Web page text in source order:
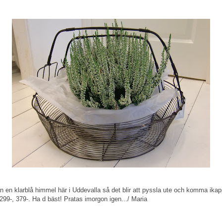
klarblå himmel här i Uddevalla så det blir att pyssla ute och komma
, 379-. Ha d bäst! Pratas imorgon igen.../ Maria